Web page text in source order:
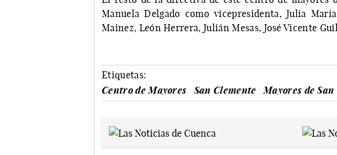
Manuela Delgado como vicepresidenta, Julia
Mainez, León Herrera, Julián Mesas, José Vicente
Etiquetas:
Centro de Mayores
San Clemente Mayores de